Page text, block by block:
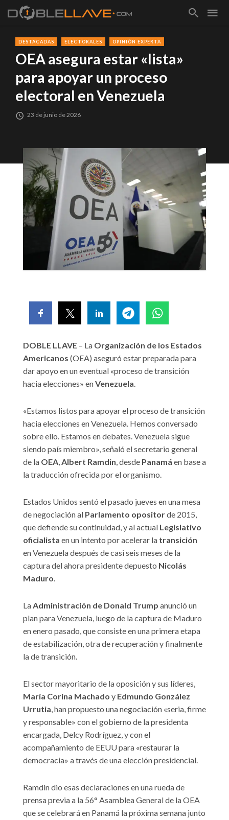
DESTACADAS ELECTORALES OPINIÓN EXPERTA
OEA asegura estar «lista»
para apoyar un proceso
electoral en Venezuela
23 de junio de 2026
DOBLE LLAVE – La Organización de los Estados
Americanos (OEA) aseguró estar preparada para
dar apoyo en un eventual «proceso de transición
hacia elecciones» enVenezuela.
«Estamos listos para apoyar el proceso de transición
hacia elecciones en Venezuela. Hemos conversado
sobre ello. Estamos en debates. Venezuela sigue
siendo país miembro», señaló el secretario general
de la OEA,Albert Ramdin, desde Panamá en base a
la traducción ofrecida por el organismo.
Estados Unidos sentó el pasado jueves en una mesa
de negociación al Parlamento opositorde 2015,
que defiende su continuidad, y al actual Legislativo
oficialista en un intento por acelerar la transición
en Venezuela después de casi seis meses de la
captura del ahora presidente depuesto Nicolás
Maduro.
LaAdministración de Donald Trump anunció un
plan para Venezuela, luego de la captura de Maduro
en enero pasado, que consiste en una primera etapa
de estabilización, otra de recuperación y finalmente
la de transición.
El sector mayoritario de la oposición y sus líderes,
María Corina Machado y Edmundo González
Urrutia, han propuesto una negociación «seria, firme
y responsable» con el gobierno de la presidenta
encargada, Delcy Rodríguez, y con el
acompañamiento de EEUU para «restaurar la
democracia» a través de una elección presidencial.
Ramdin dio esas declaraciones en una rueda de
prensa previa a la 56° Asamblea General de la OEA
que se celebrará en Panamá la próxima semana junto